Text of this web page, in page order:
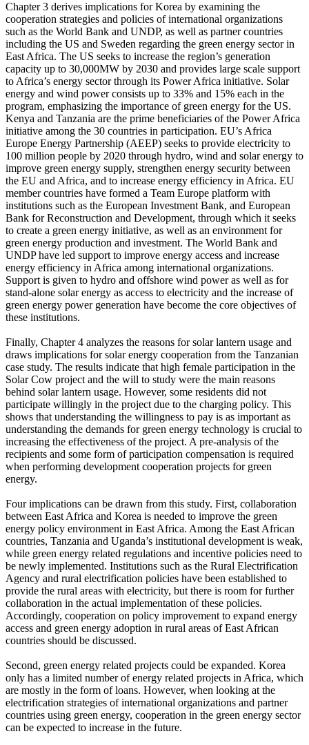
Chapter 3 derives implications for Korea by examining the
cooperation strategies and policies of international organizations
such as the World Bank and UNDP, as well as partner countries
including the US and Sweden regarding the green energy sector in
East Africa. The US seeks to increase the region’s generation
capacity up to 30,000MW by 2030 and provides large scale support
to Africa’s energy sector through its Power Africa initiative. Solar
energy and wind power consists up to 33% and 15% each in the
program, emphasizing the importance of green energy for the US.
Kenya and Tanzania are the prime beneficiaries of the Power Africa
initiative among the 30 countries in participation. EU’s Africa
Europe Energy Partnership (AEEP) seeks to provide electricity to
100 million people by 2020 through hydro, wind and solar energy to
improve green energy supply, strengthen energy security between
the EU and Africa, and to increase energy efficiency in Africa. EU
member countries have formed a Team Europe platform with
institutions such as the European Investment Bank, and European
Bank for Reconstruction and Development, through which it seeks
to create a green energy initiative, as well as an environment for
green energy production and investment. The World Bank and
UNDP have led support to improve energy access and increase
energy efficiency in Africa among international organizations.
Support is given to hydro and offshore wind power as well as for
stand-alone solar energy as access to electricity and the increase of
green energy power generation have become the core objectives of
these institutions.
Finally, Chapter 4 analyzes the reasons for solar lantern usage and
draws implications for solar energy cooperation from the Tanzanian
case study. The results indicate that high female participation in the
Solar Cow project and the will to study were the main reasons
behind solar lantern usage. However, some residents did not
participate willingly in the project due to the charging policy. This
shows that understanding the willingness to pay is as important as
understanding the demands for green energy technology is crucial to
increasing the effectiveness of the project. A pre-analysis of the
recipients and some form of participation compensation is required
when performing development cooperation projects for green
energy.
Four implications can be drawn from this study. First, collaboration
between East Africa and Korea is needed to improve the green
energy policy environment in East Africa. Among the East African
countries, Tanzania and Uganda’s institutional development is weak,
while green energy related regulations and incentive policies need to
be newly implemented. Institutions such as the Rural Electrification
Agency and rural electrification policies have been established to
provide the rural areas with electricity, but there is room for further
collaboration in the actual implementation of these policies.
Accordingly, cooperation on policy improvement to expand energy
access and green energy adoption in rural areas of East African
countries should be discussed.
Second, green energy related projects could be expanded. Korea
only has a limited number of energy related projects in Africa, which
are mostly in the form of loans. However, when looking at the
electrification strategies of international organizations and partner
countries using green energy, cooperation in the green energy sector
can be expected to increase in the future.